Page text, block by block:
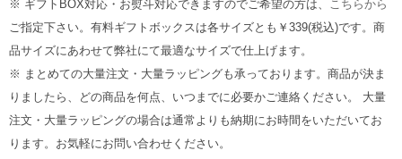
※ ギフトBOX対応・お熨斗対応できますのでご希望の方は、 こちらから
ご指定下さい。有料ギフトボックスは各サイズとも￥339(税込)です。商
品サイズにあわせて弊社にて最適なサイズで仕上げます。
※ まとめての大量注文・大量ラッピングも承っております。商品が決ま
りましたら、どの商品を何点、いつまでに必要かご連絡ください。 大量
注文・大量ラッピングの場合は通常よりも納期にお時間をいただいてお
ります。お気軽にお問い合わせください。